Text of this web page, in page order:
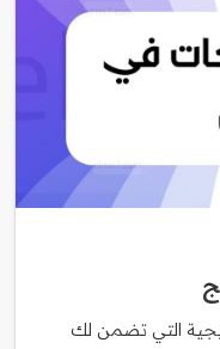
التي تضمن لك